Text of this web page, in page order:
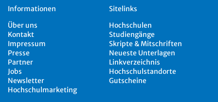
Informationen
Über uns
Kontakt
Impressum
Presse
Partner
Jobs
Newsletter
Hochschulmarketing
Sitelinks
Hochschulen
Studiengänge
Skripte & Mitschriften
Neueste Unterlagen
Linkverzeichnis
Hochschulstandorte
Gutscheine